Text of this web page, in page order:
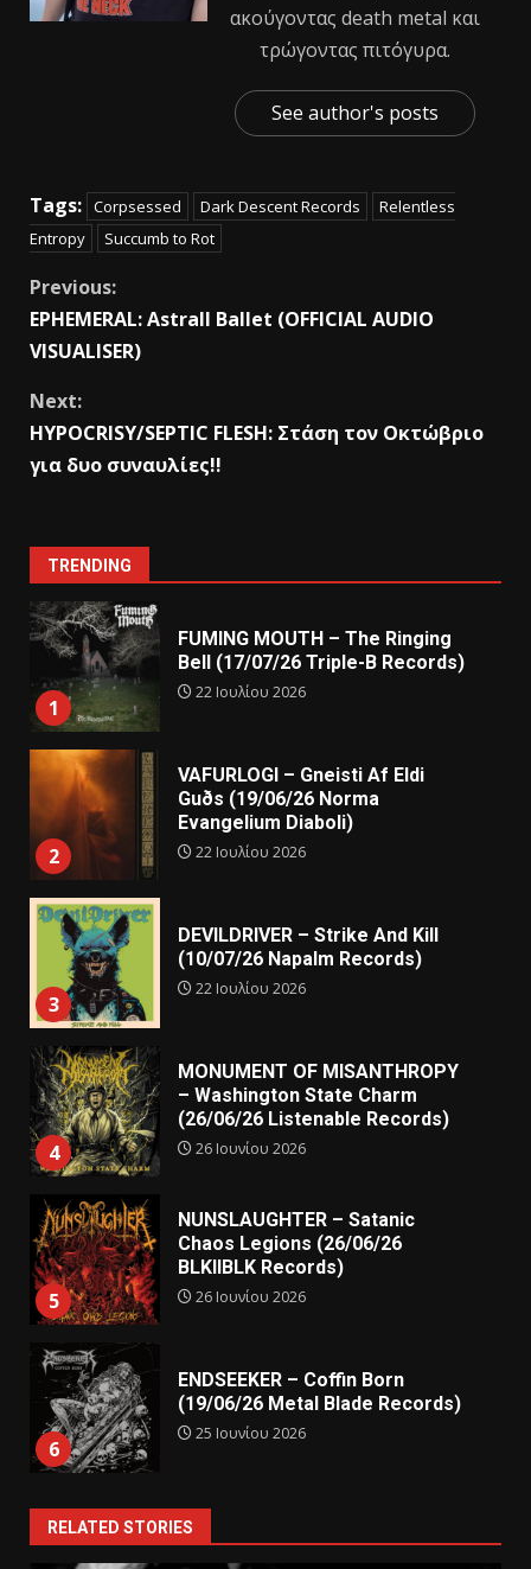
ακούγοντας death metal και
τρώγοντας πιτόγυρα.
See author's posts
Tags: Corpsessed Dark Descent Records
Relentless
Entropy
Succumb to Rot
Previous:
EPHEMERAL: Astrall Ballet (OFFICIAL AUDIO
VISUALISER)
Next:
HYPOCRISY/SEPTIC FLESH: Στάση τον Οκτώβριο
για δυο συναυλίες!!
TRENDING
1
FUMING MOUTH – The Ringing
Bell (17/07/26 Triple-B Records)
22 Ιουλίου 2026
2
VAFURLOGI – Gneisti Af Eldi
Guðs (19/06/26 Norma
Evangelium Diaboli)
22 Ιουλίου 2026
3
DEVILDRIVER – Strike And Kill
(10/07/26 Napalm Records)
22 Ιουλίου 2026
4
MONUMENT OF MISANTHROPY
– Washington State Charm
(26/06/26 Listenable Records)
26 Ιουνίου 2026
5
NUNSLAUGHTER – Satanic
Chaos Legions (26/06/26
BLKIIBLK Records)
26 Ιουνίου 2026
6
ENDSEEKER – Coffin Born
(19/06/26 Metal Blade Records)
25 Ιουνίου 2026
RELATED STORIES